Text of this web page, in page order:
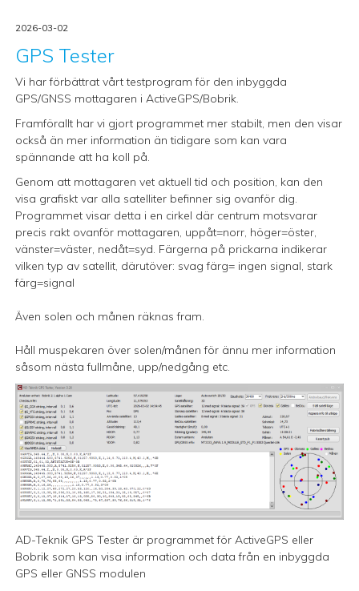
2026-03-02
GPS Tester
Vi har förbättrat vårt testprogram för den inbyggda
GPS/GNSS mottagaren i ActiveGPS/Bobrik.
Framförallt har vi gjort programmet mer stabilt, men den visar
också än mer information än tidigare som kan vara
spännande att ha koll på.
Genom att mottagaren vet aktuell tid och position, kan den
visa grafiskt var alla satelliter befinner sig ovanför dig.
Programmet visar detta i en cirkel där centrum motsvarar
precis rakt ovanför mottagaren, uppåt=norr, höger=öster,
vänster=väster, nedåt=syd. Färgerna på prickarna indikerar
vilken typ av satellit, därutöver: svag färg= ingen signal, stark
färg=signal
Även solen och månen räknas fram.
Håll muspekaren över solen/månen för ännu mer information
såsom nästa fullmåne, upp/nedgång etc.
AD-Teknik GPS Tester är programmet för ActiveGPS eller
Bobrik som kan visa information och data från en inbyggda
GPS eller GNSS modulen